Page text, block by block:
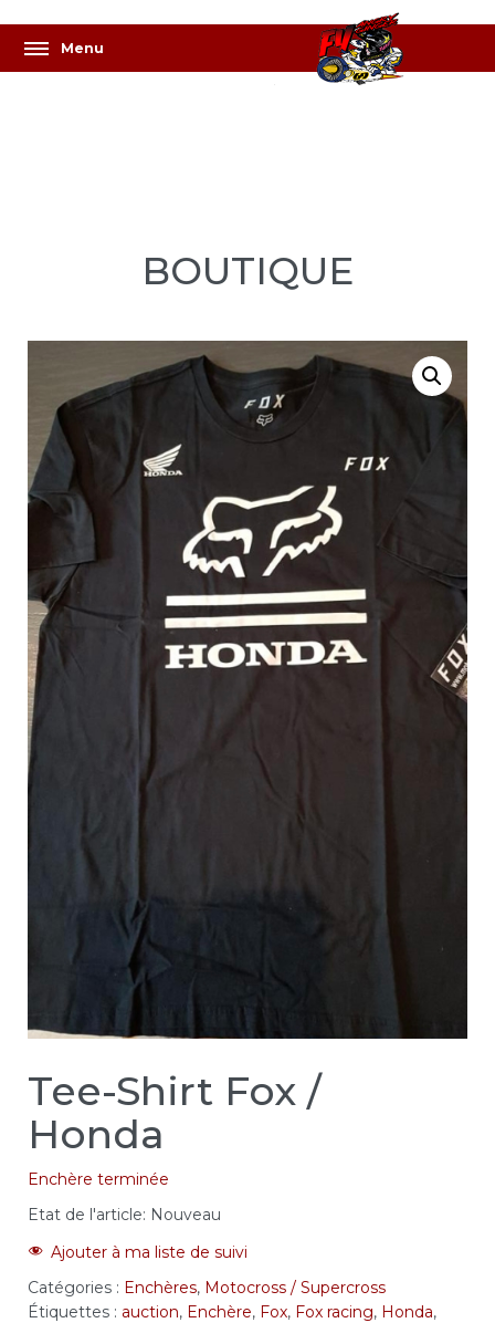
BOUTIQUE
Tee-Shirt Fox /
Honda
Enchère terminée
Etat de l'article: Nouveau
Ajouter à ma liste de suivi
Catégories : Enchères, Motocross / Supercross
Étiquettes : auction, Enchère, Fox, Fox racing, Honda,